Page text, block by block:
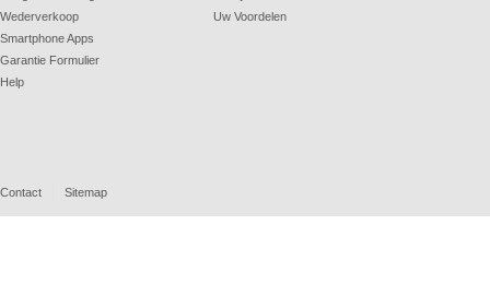
Wederverkoop
Smartphone Apps
Garantie Formulier
Help
Uw Voordelen
Contact Sitemap